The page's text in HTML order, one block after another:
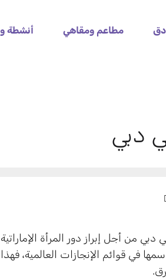
مطاعم ومقاهي أنشطة
دبي
من أجل إبراز دور المرأة
في قوائم الإنجازات العالمية،